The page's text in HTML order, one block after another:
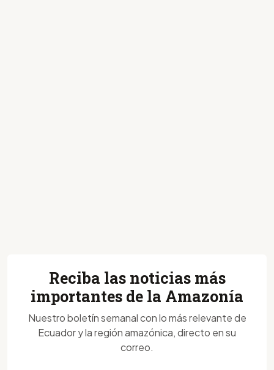
Reciba las noticias más
importantes de la Amazonía
Nuestro boletín semanal con lo más relevante de
Ecuador y la región amazónica, directo en su
correo.